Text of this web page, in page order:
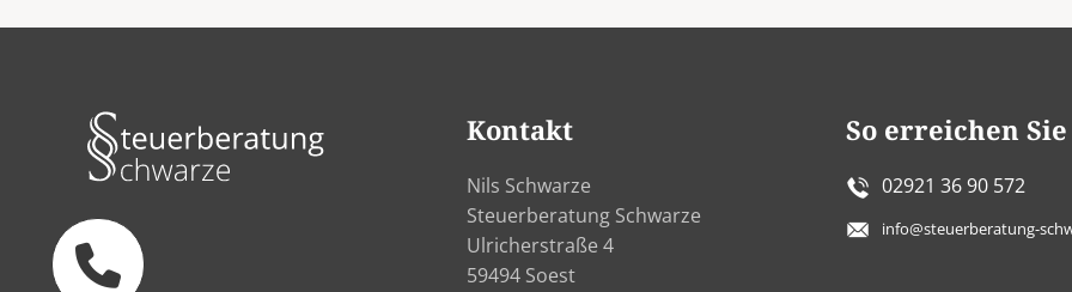
Kontakt
Nils Schwarze
Steuerberatung Schwarze
Ulricherstraße 4
59494 Soest
So erreichen
02921 36 90 572
info@steuerberatung-